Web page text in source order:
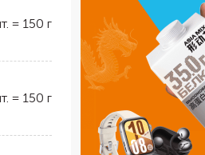
= 150 г
= 150 г